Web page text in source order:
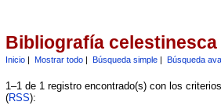
Bibliografía celestinesca
Inicio| Mostrar todo| Búsqueda simple| Búsqueda
1–1 de 1 registro encontrado(s) con los
(RSS):